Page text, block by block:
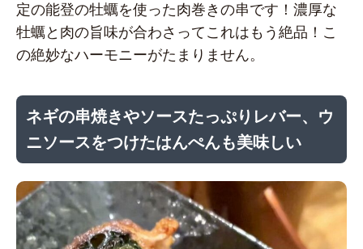
定の能登の牡蠣を使った肉巻きの串です！濃厚な
牡蠣と肉の旨味が合わさってこれはもう絶品！こ
の絶妙なハーモニーがたまりません。
ネギの串焼きやソースたっぷりレバー、ウ
ニソースをつけたはんぺんも美味しい